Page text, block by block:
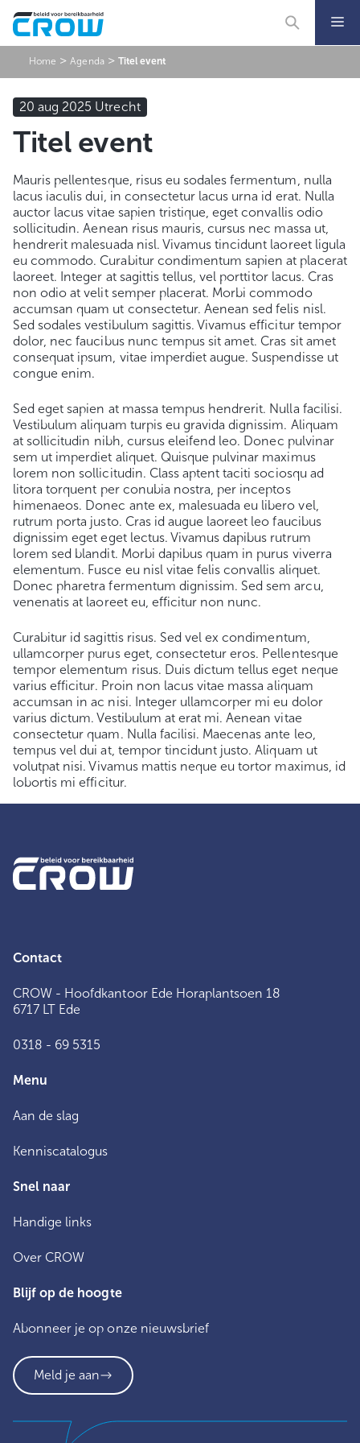
naar
de
inhoudHome >Agenda> Titel event
20 aug 2025 Utrecht
Titel event
Mauris pellentesque, risus eu sodales fermentum, nulla
lacus iaculis dui, in consectetur lacus urna id erat. Nulla
auctor lacus vitae sapien tristique, eget convallis odio
sollicitudin. Aenean risus mauris, cursus nec massa ut,
hendrerit malesuada nisl. Vivamus tincidunt laoreet ligula
eu commodo. Curabitur condimentum sapien at placerat
laoreet. Integer at sagittis tellus, vel porttitor lacus. Cras
non odio at velit semper placerat. Morbi commodo
accumsan quam ut consectetur. Aenean sed felis nisl.
Sed sodales vestibulum sagittis. Vivamus efficitur tempor
dolor, nec faucibus nunc tempus sit amet. Cras sit amet
consequat ipsum, vitae imperdiet augue. Suspendisse ut
congue enim.
Sed eget sapien at massa tempus hendrerit. Nulla facilisi.
Vestibulum aliquam turpis eu gravida dignissim. Aliquam
at sollicitudin nibh, cursus eleifend leo. Donec pulvinar
sem ut imperdiet aliquet. Quisque pulvinar maximus
lorem non sollicitudin. Class aptent taciti sociosqu ad
litora torquent per conubia nostra, per inceptos
himenaeos. Donec ante ex, malesuada eu libero vel,
rutrum porta justo. Cras id augue laoreet leo faucibus
dignissim eget eget lectus. Vivamus dapibus rutrum
lorem sed blandit. Morbi dapibus quam in purus viverra
elementum. Fusce eu nisl vitae felis convallis aliquet.
Donec pharetra fermentum dignissim. Sed sem arcu,
venenatis at laoreet eu, efficitur non nunc.
Curabitur id sagittis risus. Sed vel ex condimentum,
ullamcorper purus eget, consectetur eros. Pellentesque
tempor elementum risus. Duis dictum tellus eget neque
varius efficitur. Proin non lacus vitae massa aliquam
accumsan in ac nisi. Integer ullamcorper mi eu dolor
varius dictum. Vestibulum at erat mi. Aenean vitae
consectetur quam. Nulla facilisi. Maecenas ante leo,
tempus vel dui at, tempor tincidunt justo. Aliquam ut
volutpat nisi. Vivamus mattis neque eu tortor maximus, id
lobortis mi efficitur.
Contact
CROW - Hoofdkantoor Ede Horaplantsoen 18
6717 LT Ede
0318 - 69 5315
Menu
Aan de slag
Kenniscatalogus
Snel naar
Handige links
Over CROW
Blijf op de hoogte
Abonneer je op onze nieuwsbrief
Meld je aan